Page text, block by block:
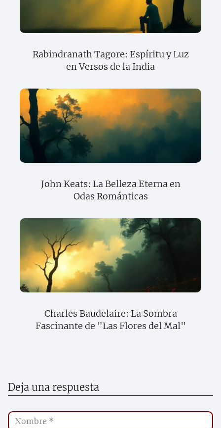
Rabindranath Tagore: Espíritu y Luz
en Versos de la India
John Keats: La Belleza Eterna en
Odas Románticas
Charles Baudelaire: La Sombra
Fascinante de "Las Flores del Mal"
Deja una respuesta